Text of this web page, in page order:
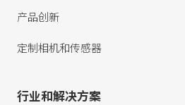
产品创新
定制相机和传感器
行业和解决方案